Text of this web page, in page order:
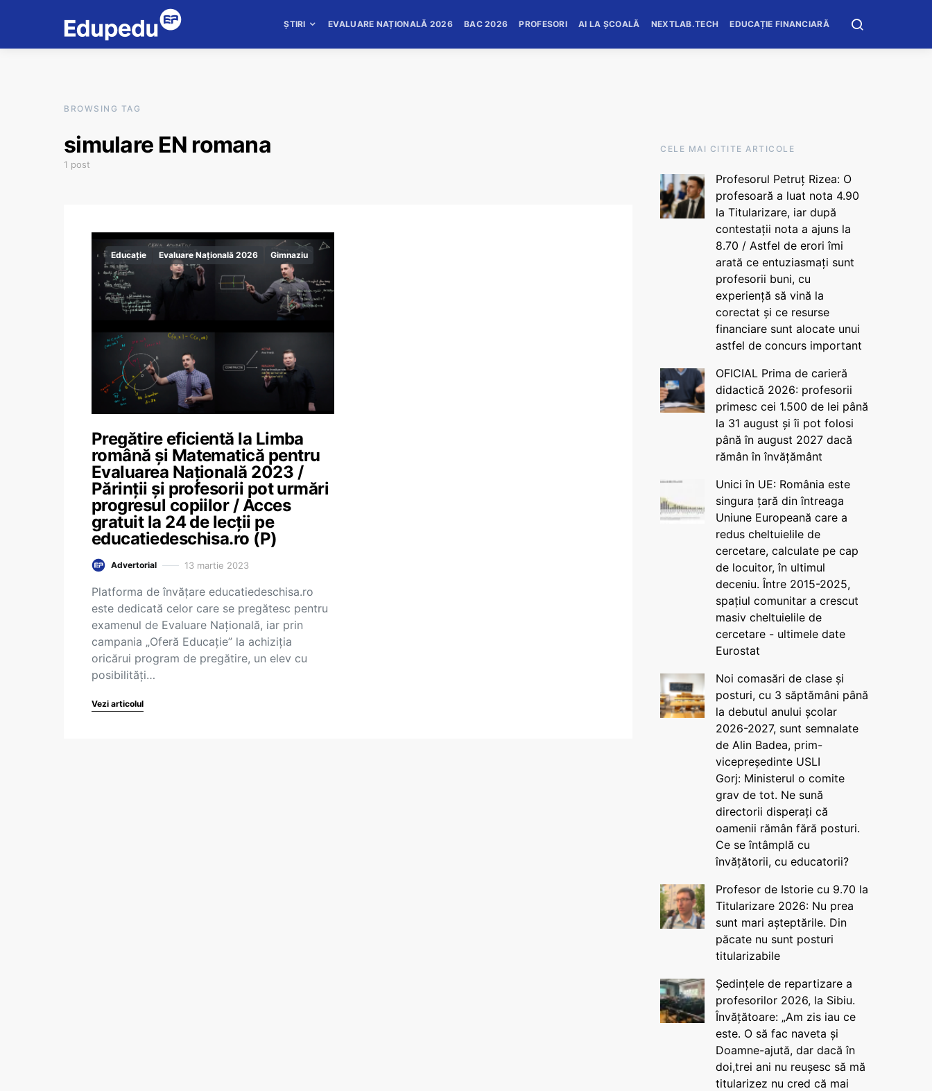
ȘTIRI EVALUARE NAȚIONALĂ 2026 BAC 2026 PROFESORI AI LA ȘCOALĂ NEXTLAB.TECH EDUCAȚIE FINANCIARĂ
BROWSING TAG
simulare EN romana
1 post
Educație Evaluare Națională 2026 Gimnaziu
Pregătire eficientă la Limba
română și Matematică pentru
Evaluarea Națională 2023 /
Părinții și profesorii pot urmări
progresul copiilor / Acces
gratuit la 24 de lecții pe
educatiedeschisa.ro (P)
Advertorial 13 martie 2023
Platforma de învățare educatiedeschisa.ro
este dedicată celor care se pregătesc pentru
examenul de Evaluare Națională, iar prin
campania „Oferă Educație” la achiziția
oricărui program de pregătire, un elev cu
posibilități…
Vezi articolul
CELE MAI CITITE ARTICOLE
Profesorul Petruț Rizea: O
profesoară a luat nota 4.90
la Titularizare, iar după
contestații nota a ajuns la
8.70 / Astfel de erori îmi
arată ce entuziasmați sunt
profesorii buni, cu
experiență să vină la
corectat și ce resurse
financiare sunt alocate unui
astfel de concurs important
OFICIAL Prima de carieră
didactică 2026: profesorii
primesc cei 1.500 de lei până
la 31 august și îi pot folosi
până în august 2027 dacă
rămân în învățământ
Unici în UE: România este
singura țară din întreaga
Uniune Europeană care a
redus cheltuielile de
cercetare, calculate pe cap
de locuitor, în ultimul
deceniu. Între 2015-2025,
spațiul comunitar a crescut
masiv cheltuielile de
cercetare - ultimele date
Eurostat
Noi comasări de clase și
posturi, cu 3 săptămâni până
la debutul anului școlar
2026-2027, sunt semnalate
de Alin Badea, prim-
vicepreședinte USLI
Gorj: Ministerul o comite
grav de tot. Ne sună
directorii disperați că
oamenii rămân fără posturi.
Ce se întâmplă cu
învățătorii, cu educatorii?
Profesor de Istorie cu 9.70 la
Titularizare 2026: Nu prea
sunt mari așteptările. Din
păcate nu sunt posturi
titularizabile
Ședințele de repartizare a
profesorilor 2026, la Sibiu.
Învățătoare: „Am zis iau ce
este. O să fac naveta și
Doamne-ajută, dar dacă în
doi,trei ani nu reușesc să mă
titularizez nu cred că mai